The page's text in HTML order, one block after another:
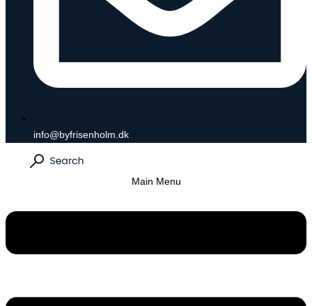
info@byfrisenholm.dk
Main Menu